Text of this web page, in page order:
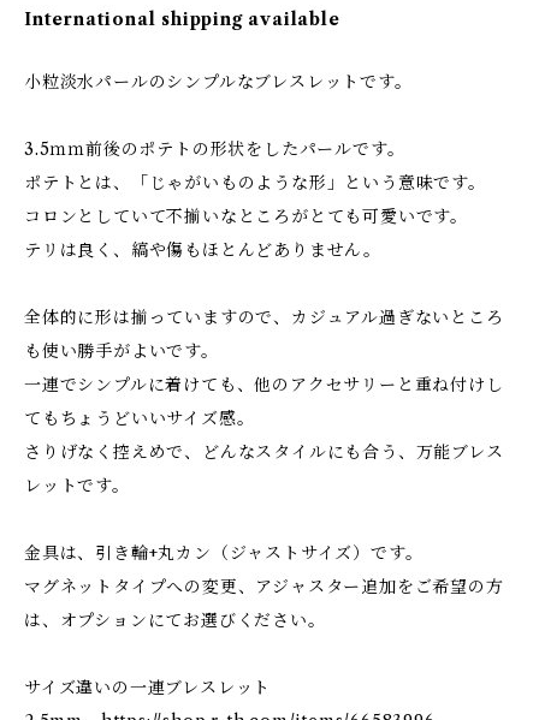
International shipping available
小粒淡水パールのシンプルなブレスレットです。
3.5ｍｍ前後のポテトの形状をしたパールです。
ポテトとは、「じゃがいものような形」という意味です。
コロンとしていて不揃いなところがとても可愛いです。
テリは良く、縞や傷もほとんどありません。
全体的に形は揃っていますので、カジュアル過ぎないところ
も使い勝手がよいです。
一連でシンプルに着けても、他のアクセサリーと重ね付けし
てもちょうどいいサイズ感。
さりげなく控えめで、どんなスタイルにも合う、万能ブレス
レットです。
金具は、引き輪+丸カン（ジャストサイズ）です。
マグネットタイプへの変更、アジャスター追加をご希望の方
は、オプションにてお選びください。
サイズ違いの一連ブレスレット